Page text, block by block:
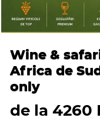
Wine &
Africa de
only
de la 4260